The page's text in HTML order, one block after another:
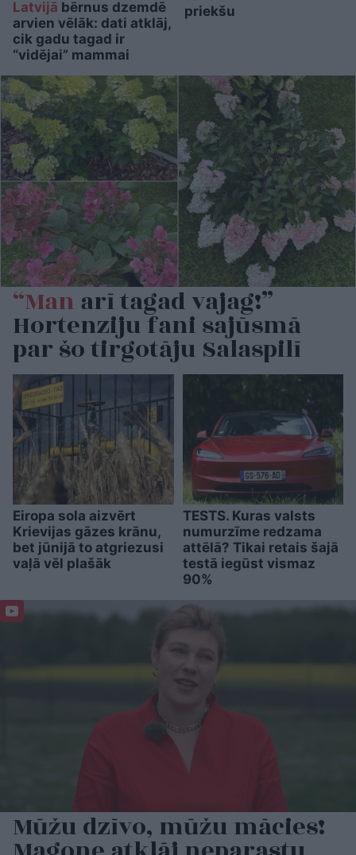
Latvijā bērnus dzemdē
arvien vēlāk: dati atklāj,
cik gadu tagad ir
“vidējai” mammai
priekšu
“Manarī tagad vajag!”
Hortenziju fani sajūsmā
par šo tirgotāju Salaspilī
Eiropa sola aizvērt
Krievijas gāzes krānu,
bet jūnijā to atgriezusi
vaļā vēl plašāk
TESTS. Kuras valsts
numurzīme redzama
attēlā? Tikai retais šajā
testā iegūst vismaz
90%
Mūžu dzīvo, mūžu mācies!